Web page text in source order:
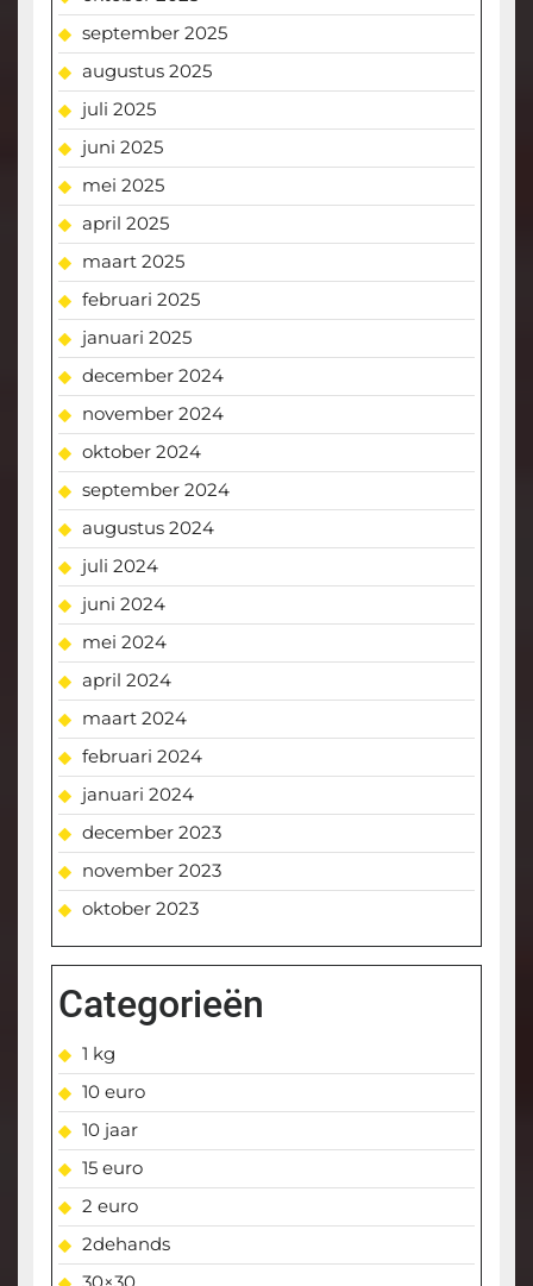
september 2025
augustus 2025
juli 2025
juni 2025
mei 2025
april 2025
maart 2025
februari 2025
januari 2025
december 2024
november 2024
oktober 2024
september 2024
augustus 2024
juli 2024
juni 2024
mei 2024
april 2024
maart 2024
februari 2024
januari 2024
december 2023
november 2023
oktober 2023
Categorieën
1 kg
10 euro
10 jaar
15 euro
2 euro
2dehands